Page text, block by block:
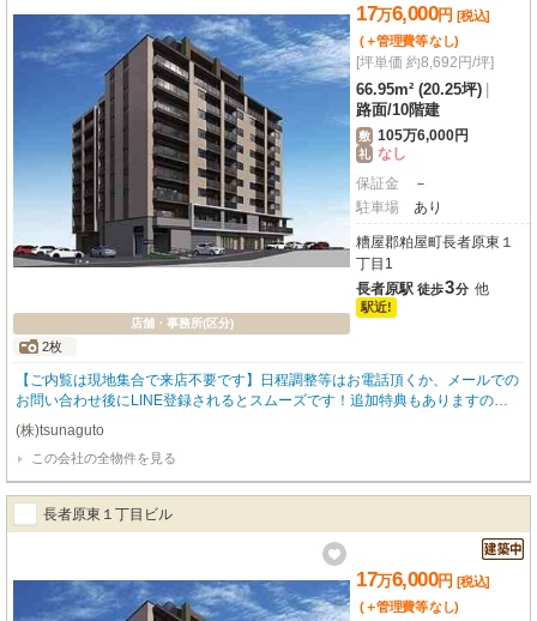
店舗・事務所(区分)
2枚
17万6,000円 [税込]
(＋管理費等なし)
[坪単価 約8,692円/坪]
66.95m² (20.25坪)
路面/10階建
敷 105万6,000円
礼 なし
保証金
－
駐車場
あり
糟屋郡粕屋町長者原東１
丁目1
長者原駅 徒歩3分 他
駅近!
【ご内覧は現地集合で来店不要です】日程調整等はお電話頂くか、メールでの
お問い合わせ後にLINE登録されるとスムーズです！追加特典もありますので
詳細はお気軽にお問い合わせ下さい♪
(株)tsunaguto
この会社の全物件を見る
長者原東１丁目ビル
17万6,000円 [税込]
(＋管理費等なし)